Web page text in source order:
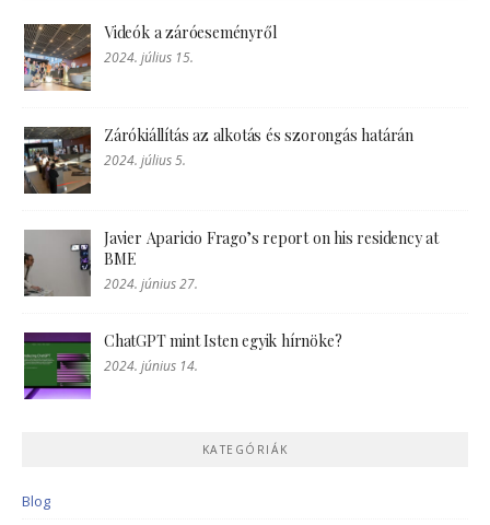
Videók a záróeseményről
2024. július 15.
Zárókiállítás az alkotás és szorongás határán
2024. július 5.
Javier Aparicio Frago’s report on his residency at
BME
2024. június 27.
ChatGPT mint Isten egyik hírnöke?
2024. június 14.
KATEGÓRIÁK
Blog